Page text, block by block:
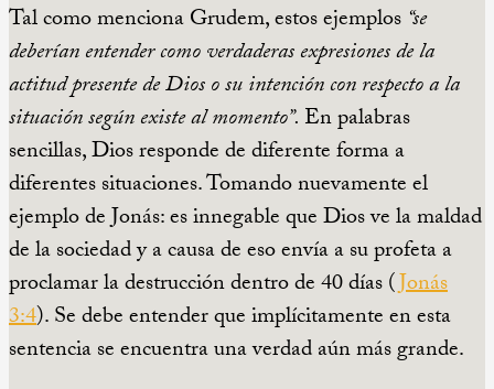
Tal como menciona Grudem, estos ejemplos “se
deberían entender como verdaderas expresiones de la
actitud presente de Dios o su intención con respecto a la
situación según existe al momento”. En palabras
sencillas, Dios responde de diferente forma a
diferentes situaciones. Tomando nuevamente el
ejemplo de Jonás: es innegable que Dios ve la maldad
de la sociedad y a causa de eso envía a su profeta a
proclamar la destrucción dentro de 40 días (Jonás
3:4). Se debe entender que implícitamente en esta
sentencia se encuentra una verdad aún más grande.